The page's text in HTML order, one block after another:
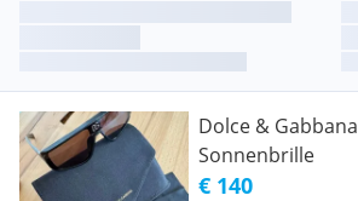
Dolce & Gabbana
Sonnenbrille
€ 140